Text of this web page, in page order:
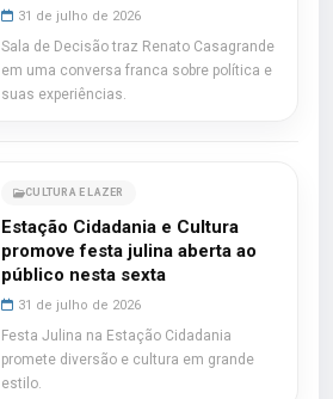
31 de julho de 2026
Sala de Decisão traz Renato Casagrande
em uma conversa franca sobre política e
suas experiências.
CULTURA E LAZER
Estação Cidadania e Cultura
promove festa julina aberta ao
público nesta sexta
31 de julho de 2026
Festa Julina na Estação Cidadania
promete diversão e cultura em grande
estilo.